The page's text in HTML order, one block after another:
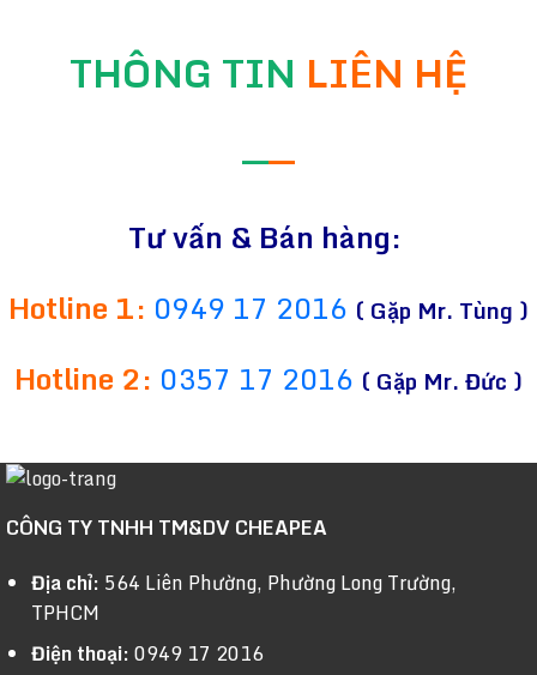
THÔNG TIN LIÊN HỆ
——
Tư vấn & Bán hàng:
Hotline 1: 0949 17 2016 ( Gặp Mr. Tùng )
Hotline 2: 0357 17 2016 ( Gặp Mr. Đức )
CÔNG TY TNHH TM&DV CHEAPEA
Địa chỉ: 564 Liên Phường, Phường Long Trường,
TPHCM
Điện thoại:0949 17 2016